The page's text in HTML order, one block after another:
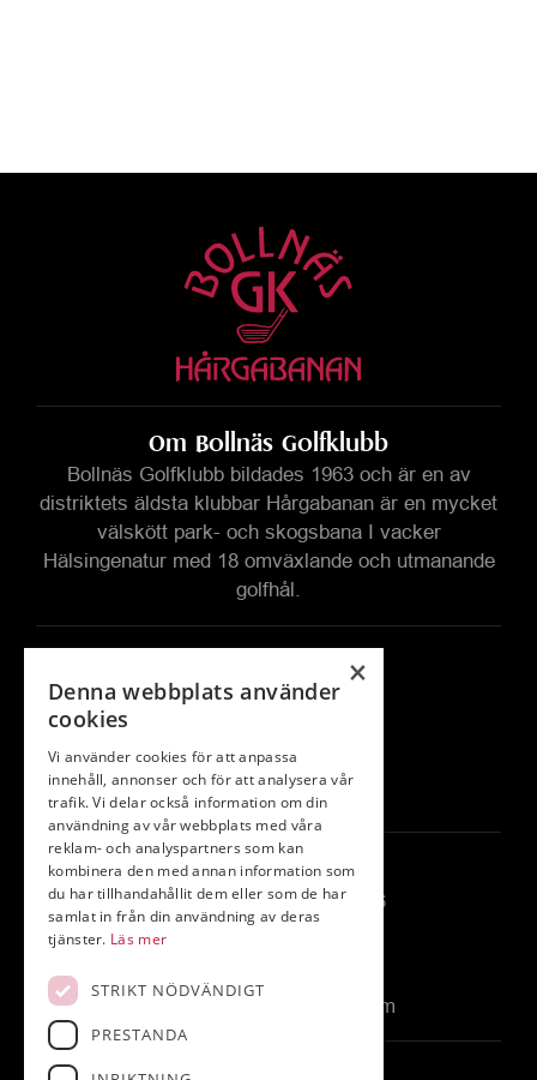
Om Bollnäs Golfklubb
Bollnäs Golfklubb bildades 1963 och är enav
distriktets äldsta klubbar Hårgabanan är en mycket
välskött park- och skogsbana I
vacker
Hälsingenatur med 18 omväxlandeoch utmanande
golfhål.
Medlem
Klubben
Boende
Kontakta oss
Bollnäs GK – Norrfly 4526
823 91 Kilafors
info@bollnasgk.com
×
Denna webbplats använder
cookies
Vi använder cookies för att anpassa
innehåll, annonser och för att analysera vår
trafik. Vi delar också information om din
användning av vår webbplats med våra
reklam- och analyspartners som kan
kombinera den med annan information som
du har tillhandahållit dem eller som de har
samlat in från din användning av deras
tjänster. Läs mer
STRIKT NÖDVÄNDIGT
PRESTANDA